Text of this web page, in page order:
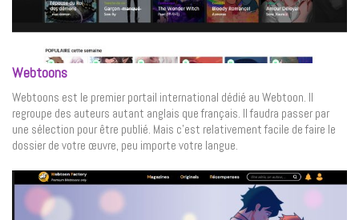
Webtoons
Webtoons est le premier portail international dédié au Webtoon. Il
regroupe des auteurs autant anglais que français. Il faudra passer par
une sélection pour être publié. Mais c’est relativement facile de faire le
dossier de votre œuvre, peu importe votre langue.